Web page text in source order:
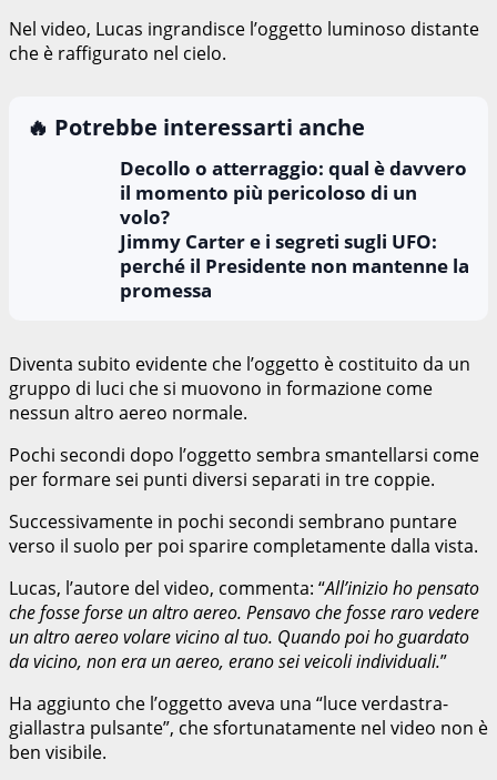
Nel video, Lucas ingrandisce l’oggetto luminoso distante
che è raffigurato nel cielo.
🔥 Potrebbe interessarti anche
Decollo o atterraggio: qual è davvero
il momento più pericoloso di un
volo?
Jimmy Carter e i segreti sugli UFO:
perché il Presidente non mantenne la
promessa
Diventa subito evidente che l’oggetto è costituito da un
gruppo di luci che si muovono in formazione come
nessun altro aereo normale.
Pochi secondi dopo l’oggetto sembra smantellarsi come
per formare sei punti diversi separati in tre coppie.
Successivamente in pochi secondi sembrano puntare
verso il suolo per poi sparire completamente dalla vista.
Lucas, l’autore del video, commenta: “All’inizio ho pensato
che fosse forse un altro aereo. Pensavo che fosse raro vedere
un altro aereo volare vicino al tuo. Quando poi ho guardato
da vicino, non era un aereo, erano sei veicoli individuali.”
Ha aggiunto che l’oggetto aveva una “luce verdastra-
giallastra pulsante”, che sfortunatamente nel video non è
ben visibile.